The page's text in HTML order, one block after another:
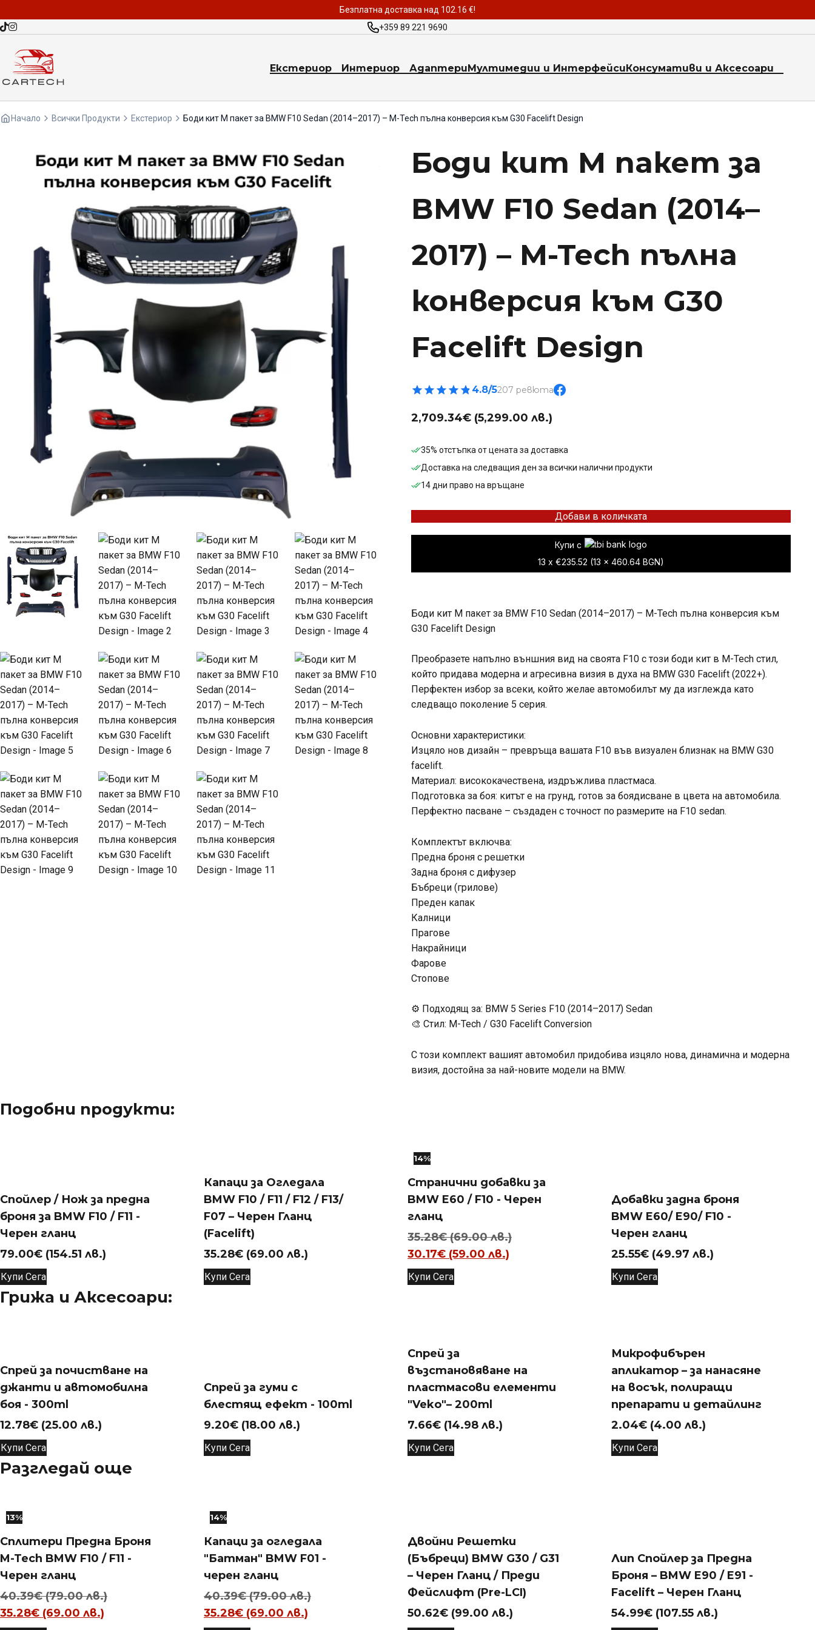
Безплатна доставка над 102.16 €!
+359 89 221 9690
Екстериор Интериор АдаптериМултимедии и ИнтерфейсиКонсумативи и Аксесоари
Начало Всички Продукти Екстериор Боди кит М пакет за BMW F10 Sedan (2014–2017) – M-Tech пълна конверсия към G30 Facelift Design
Боди кит М пакет за
BMW F10 Sedan (2014–
2017) – M-Tech пълна
конверсия към G30
Facelift Design
4.8/5207 ревюта
2,709.34€ (5,299.00 лв.)
35% отстъпка от цената за доставка
Доставка на следващия ден за всички налични продукти
14 дни право на връщане
Добави в количката
Купи с
13 x €235.52 (13 x 460.64 BGN)
Боди кит М пакет за BMW F10 Sedan (2014–2017) – M-Tech пълна конверсия към
G30 Facelift Design
Преобразете напълно външния вид на своята F10 с този боди кит в M-Tech стил,
който придава модерна и агресивна визия в духа на BMW G30 Facelift (2022+).
Перфектен избор за всеки, който желае автомобилът му да изглежда като
следващо поколение 5 серия.
Основни характеристики:
Изцяло нов дизайн – превръща вашата F10 във визуален близнак на BMW G30
facelift.
Материал: висококачествена, издръжлива пластмаса.
Подготовка за боя: китът е на грунд, готов за боядисване в цвета на автомобила.
Перфектно пасване – създаден с точност по размерите на F10 sedan.
Комплектът включва:
Предна броня с решетки
Задна броня с дифузер
Бъбреци (грилове)
Преден капак
Калници
Прагове
Накрайници
Фарове
Стопове
⚙️ Подходящ за: BMW 5 Series F10 (2014–2017) Sedan
🎨 Стил: M-Tech / G30 Facelift Conversion
С този комплект вашият автомобил придобива изцяло нова, динамична и модерна
визия, достойна за най-новите модели на BMW.
Подобни продукти:
Спойлер / Нож за предна
броня за BMW F10 / F11 -
Черен гланц
79.00€ (154.51 лв.)
Купи Сега
Капаци за Огледала
BMW F10 / F11 / F12 / F13/
F07 – Черен Гланц
(Facelift)
35.28€ (69.00 лв.)
Купи Сега
14%
Странични добавки за
BMW E60 / F10 - Черен
гланц
35.28€ (69.00 лв.)Original
30.17€ (59.00 лв.)
Купи Сега
Добавки задна броня
BMW E60/ E90/ F10 -
Черен гланц
25.55€ (49.97 лв.)
Купи Сега
Грижа и Аксесоари:
Спрей за почистване на
джанти и автомобилна
боя - 300ml
12.78€ (25.00 лв.)
Купи Сега
Спрей за гуми с
блестящ ефект - 100ml
9.20€ (18.00 лв.)
Купи Сега
Спрей за
възстановяване на
пластмасови елементи
"Veko"– 200ml
7.66€ (14.98 лв.)
Купи Сега
Микрофибърен
апликатор – за нанасяне
на восък, полиращи
препарати и детайлинг
2.04€ (4.00 лв.)
Купи Сега
Разгледай още
13%
Сплитери Предна Броня
M-Tech BMW F10 / F11 -
Черен гланц
40.39€ (79.00 лв.)Original
35.28€ (69.00 лв.)
14%
Капаци за огледала
"Батман" BMW F01 -
черен гланц
40.39€ (79.00 лв.)Original
35.28€ (69.00 лв.)
Двойни Решетки
(Бъбреци) BMW G30 / G31
– Черен Гланц / Преди
Фейслифт (Pre-LCI)
50.62€ (99.00 лв.)
Лип Спойлер за Предна
Броня – BMW E90 / E91 -
Facelift – Черен Гланц
54.99€ (107.55 лв.)